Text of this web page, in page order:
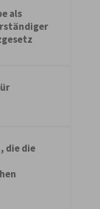
als
die die